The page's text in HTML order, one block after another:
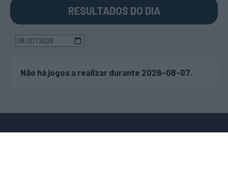
RESULTADOS DO DIA
Não há jogos a realizar durante 2026-08-07.